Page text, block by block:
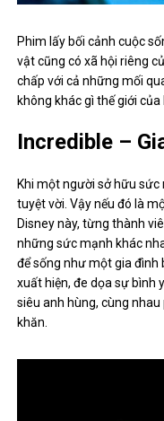
Phim lấy bối cảnh cuộc
vật cũng có xã hội riêng
chấp với cả những mối
không khác gì thế giới của
Incredible –
Khi một người sở hữu sức
tuyệt vời. Vậy nếu đó là
Disney này, từng thành
những sức mạnh khác
để sống như một gia đình
xuất hiện, đe dọa sự bình
siêu anh hùng, cùng
khăn.